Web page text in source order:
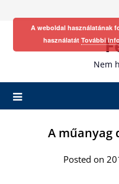
Nem
A műanyag
Posted on
A weboldal használatának
használatát További